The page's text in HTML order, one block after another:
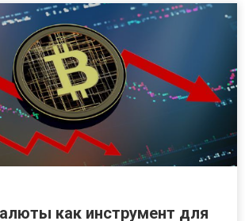
как инструмент для